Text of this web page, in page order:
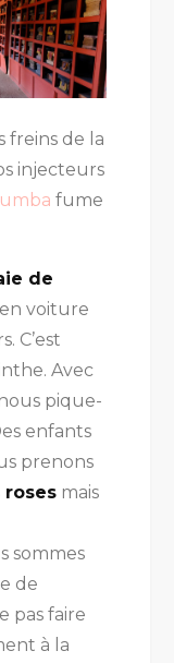
freins de la
injecteurs
fume
de
voiture
C’est
Avec
pique-
enfants
prenons
roses mais
sommes
de
pas faire
à la